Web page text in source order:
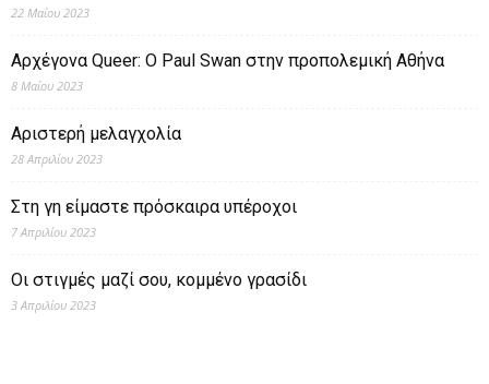
22 Μαΐου 2023
Αρχέγονα Queer: O Paul Swan στην προπολεμική Αθήνα
8 Μαΐου 2023
Αριστερή μελαγχολία
28 Απριλίου 2023
Στη γη είμαστε πρόσκαιρα υπέροχοι
7 Απριλίου 2023
Οι στιγμές μαζί σου, κομμένο γρασίδι
3 Απριλίου 2023